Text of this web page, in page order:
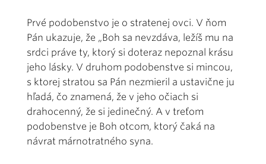
Prvé podobenstvo je o stratenej ovci. V ňom
Pán ukazuje, že „Boh sa nevzdáva, ležíš mu na
srdci práve ty, ktorý si doteraz nepoznal krásu
jeho lásky. V druhom podobenstve si mincou,
s ktorej stratou sa Pán nezmieril a ustavične ju
hľadá, čo znamená, že v jeho očiach si
drahocenný, že si jedinečný. A v treťom
podobenstve je Boh otcom, ktorý čaká na
návrat márnotratného syna.